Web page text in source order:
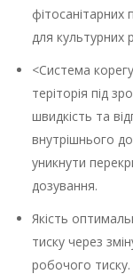
для культурних
<Система
теріторія під
швидкість та
внутрішнього
уникнути
дозування.
Якість
тиску через
робочого